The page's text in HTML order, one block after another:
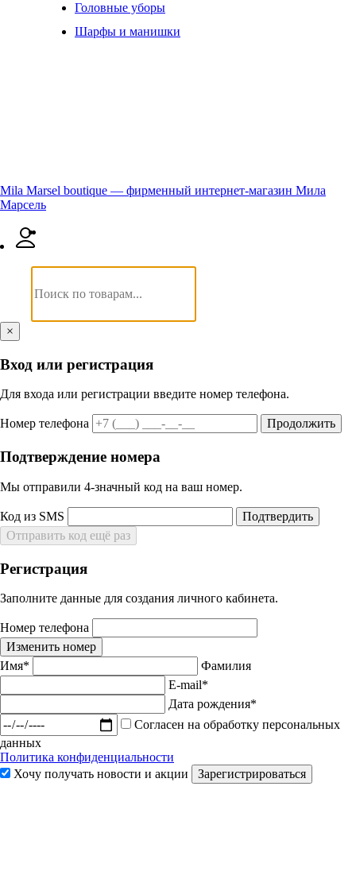
Головные уборы
Шарфы и манишки
Mila Marsel boutique — фирменный интернет-магазин Мила
Марсель
×
Вход или регистрация
Для входа или регистрации введите номер телефона.
Номер телефона Продолжить
Подтверждение номера
Мы отправили 4‑значный код на ваш номер.
Код из SMS
Подтвердить
Отправить код ещё раз
Регистрация
Заполните данные для создания личного кабинета.
Номер телефона
Изменить номер
Имя*
Фамилия
E-mail*
Дата рождения*
Согласен на обработку персональных
данных
Политика конфиденциальности
Хочу получать новости и акции
Зарегистрироваться